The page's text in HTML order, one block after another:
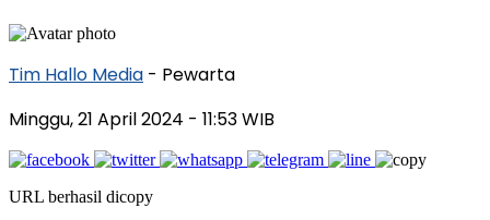
Tim Hallo Media - Pewarta
Minggu, 21 April 2024 - 11:53 WIB
URL berhasil dicopy